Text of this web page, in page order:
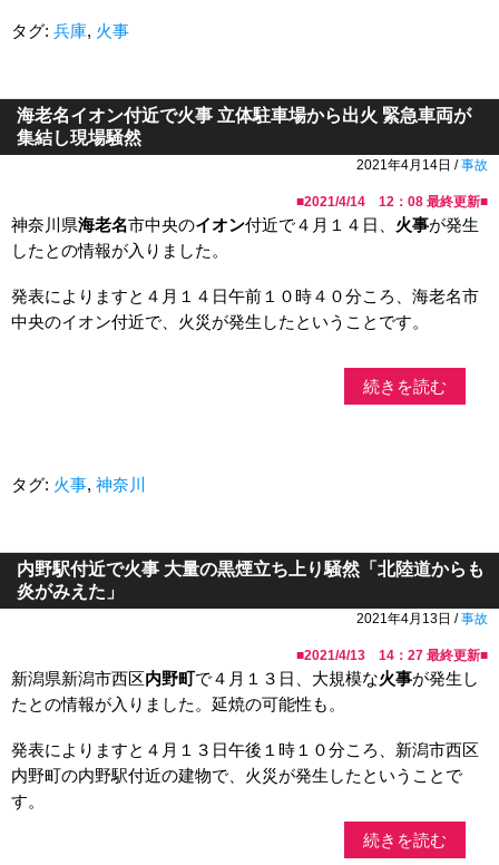
タグ: 兵庫, 火事
海老名イオン付近で火事 立体駐車場から出火 緊急車両が
集結し現場騒然
2021年4月14日 /事故
■2021/4/14 12：08 最終更新■
神奈川県海老名市中央のイオン付近で４月１４日、 火事が発生
したとの情報が入りました。
発表によりますと４月１４日午前１０時４０分ころ、海老名市
中央のイオン付近で、火災が発生したということです。
続きを読む
タグ: 火事, 神奈川
内野駅付近で火事 大量の黒煙立ち上り騒然「北陸道からも
炎がみえた」
2021年4月13日 /事故
■2021/4/13 14：27 最終更新■
新潟県新潟市西区内野町で４月１３日、大規模な火事が発生し
たとの情報が入りました。延焼の可能性も。
発表によりますと４月１３日午後１時１０分ころ、新潟市西区
内野町の内野駅付近の建物で、火災が発生したということで
す。
続きを読む